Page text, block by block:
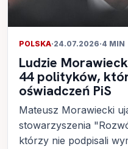
POLSKA·24.07.2026·4 MIN
Ludzie
44 polityków,
oświadczeń PiS
Mateusz Morawiecki
stowarzyszenia
którzy nie podpisali